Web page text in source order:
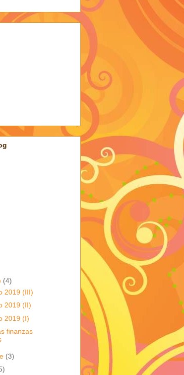
(4)
2019 (III)
2019 (II)
2019 (I)
finanzas
(3)